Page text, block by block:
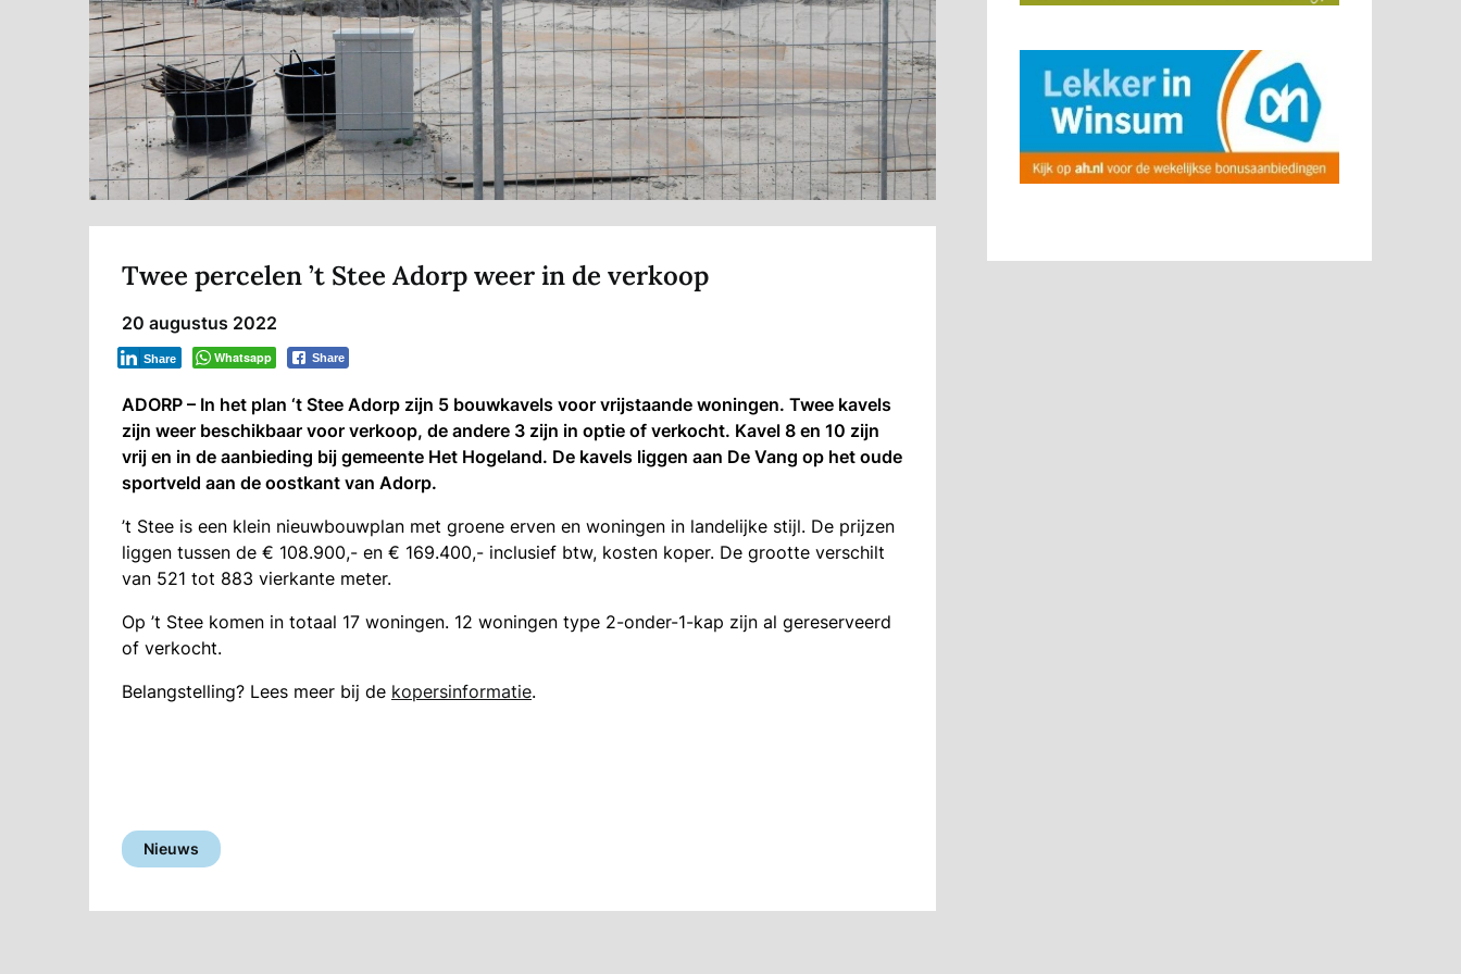
Twee percelen ’t Stee Adorp weer in de verkoop
20 augustus 2022
Whatsapp Share
Share
ADORP – In het plan ‘t Stee Adorp zijn 5 bouwkavels voor vrijstaande woningen. Twee kavels
zijn weer beschikbaar voor verkoop, de andere 3 zijn in optie of verkocht. Kavel 8 en 10 zijn
vrij en in de aanbieding bij gemeente Het Hogeland. De kavels liggen aan De Vang op het oude
sportveld aan de oostkant van Adorp.
’t Stee is een klein nieuwbouwplan met groene erven en woningen in landelijke stijl. De prijzen
liggen tussen de € 108.900,- en € 169.400,- inclusief btw, kosten koper. De grootte verschilt
van 521 tot 883 vierkante meter.
Op ’t Stee komen in totaal 17 woningen. 12 woningen type 2-onder-1-kap zijn al gereserveerd
of verkocht.
Belangstelling? Lees meer bij de kopersinformatie.
Nieuws